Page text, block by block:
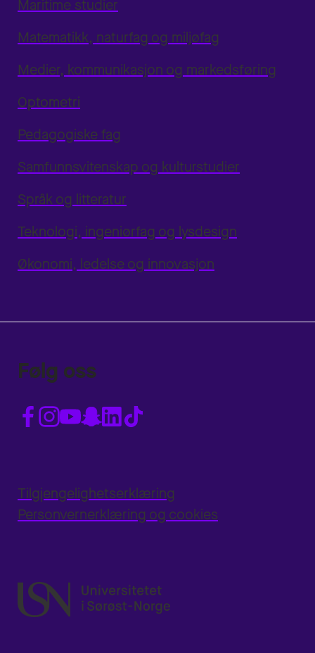
Maritime studier
Matematikk, naturfag og miljøfag
Medier, kommunikasjon og markedsføring
Optometri
Pedagogiske fag
Samfunnsvitenskap og kulturstudier
Språk og litteratur
Teknologi, ingeniørfag og lysdesign
Økonomi, ledelse og innovasjon
Følg oss
Tilgjengelighetserklæring
Personvernerklæring og cookies